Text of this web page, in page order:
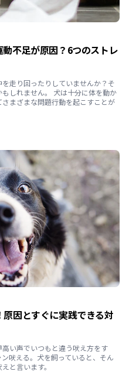
不足が原因？6つのストレ
走り回ったりしていませんか？そ
しれません。 犬は十分に体を動か
まざまな問題行動を起こすことが
因とすぐに実践できる対
い声でいつもと違う吠え方をす
吠える。犬を飼っていると、そん
と言います。